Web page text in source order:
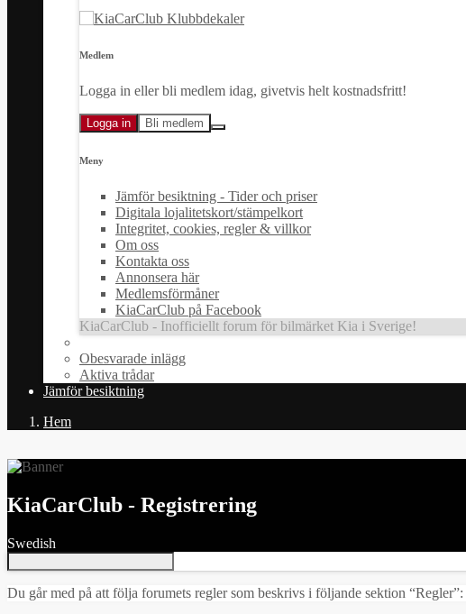
Medlem
Logga in eller bli medlem idag, givetvis helt kostnadsfritt!
Logga in Bli medlem
Meny
Jämför besiktning - Tider och priser
Digitala lojalitetskort/stämpelkort
Integritet, cookies, regler & villkor
Om oss
Kontakta oss
Annonsera här
Medlemsförmåner
KiaCarClub på Facebook
KiaCarClub - Inofficiellt forum för bilmärket Kia i Sverige!
Obesvarade inlägg
Aktiva trådar
Jämför besiktning
Hem
KiaCarClub - Registrering
Swedish
Du går med på att följa forumets regler som beskrivs i följande sektion “Regler”: